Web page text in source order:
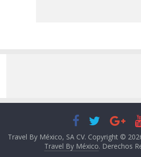
Travel By México, SA CV. Copyright ©
Travel By México. Derechos